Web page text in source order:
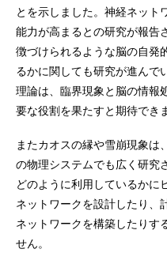
とを示しました。神経ネット
能力が高まるとの研究が報告
徴づけられるような脳の自発
るかに関しても研究が進んで
理論は、臨界現象と脳の情報
要な役割を果たすと期待でき
またカオスの縁や雪崩現象は
の物理システムでも広く研究
どのように利用しているかに
ネットワークを設計したり、
ネットワークを構築したりす
せん。